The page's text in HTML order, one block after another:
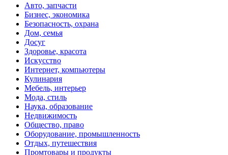
Авто, запчасти
Бизнес, экономика
Безопасность, охрана
Дом, семья
Досуг
Здоровье, красота
Искусство
Интернет, компьютеры
Кулинария
Мебель, интерьер
Мода, стиль
Наука, образование
Недвижимость
Общество, право
Оборудование, промышленность
Отдых, путешествия
Промтовары и продукты